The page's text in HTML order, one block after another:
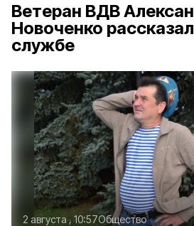
Ветеран ВДВ
Новоченко
службе
2 августа , 10:57Общество